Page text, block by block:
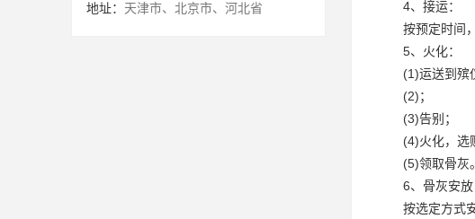
地址： 天津市、北京市、河北省
4、接运：
按预定时间
5、火化：
(1)运送到殡
(2)；
(3)告别；
(4)火化，选
(5)领取骨灰。
6、骨灰安放
按选定方式